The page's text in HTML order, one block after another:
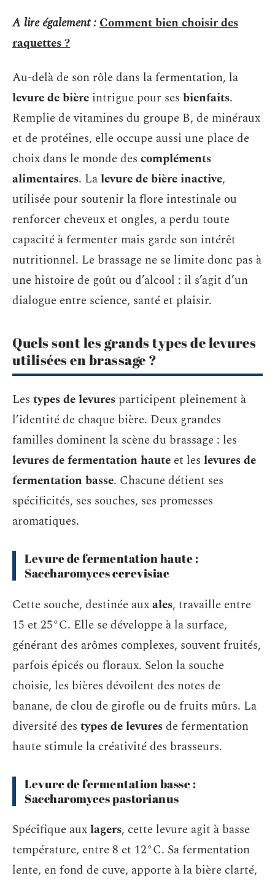
A lire également :Comment bien choisir des
raquettes ?
Au-delà de son rôle dans la fermentation, la
levure de bière intrigue pour ses bienfaits.
Remplie de vitamines du groupe B, de minéraux
et de protéines, elle occupe aussi une place de
choix dans le monde des compléments
alimentaires. Lalevure de bière inactive,
utilisée pour soutenir la flore intestinale ou
renforcer cheveux et ongles, a perdu toute
capacité à fermenter mais garde son intérêt
nutritionnel. Le brassage ne se limite donc pas à
une histoire de goût ou d’alcool : il s’agit d’un
dialogue entre science, santé et plaisir.
Quels sont les grands types de levures
utilisées en brassage ?
Les types de levures participent pleinement à
l’identité de chaque bière. Deux grandes
familles dominent la scène du brassage : les
levures de fermentation haute et les levures de
fermentation basse. Chacune détient ses
spécificités, ses souches, ses promesses
aromatiques.
Levure de fermentation haute :
Saccharomyces cerevisiae
Cette souche, destinée auxales, travaille entre
15 et 25°C. Elle se développe à la surface,
générant des arômes complexes, souvent fruités,
parfois épicés ou floraux. Selon la souche
choisie, les bières dévoilent des notes de
banane, de clou de girofle ou de fruits mûrs. La
diversité des types de levuresde fermentation
haute stimule la créativité des brasseurs.
Levure de fermentation basse :
Saccharomyces pastorianus
Spécifique auxlagers, cette levure agit à basse
température, entre 8 et 12°C. Sa fermentation
lente, en fond de cuve, apporte à la bière clarté,